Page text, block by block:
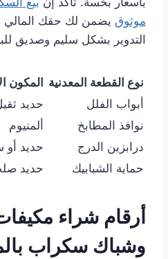
موثوق يضمن لك حقك المالي
التدوير بشكل سليم وصديق
نوع القطعة المعدنية المكون
أبواب الفلل
حديد
نوافذ المطابخ
ألمنيوم
درابزين الدرج
حديد أو
حماية الشبابيك
حديد
أرقام شراء
وشباك سكراب